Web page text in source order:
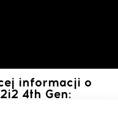
informacji o
4th Gen: